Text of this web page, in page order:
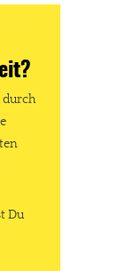
durch
Du